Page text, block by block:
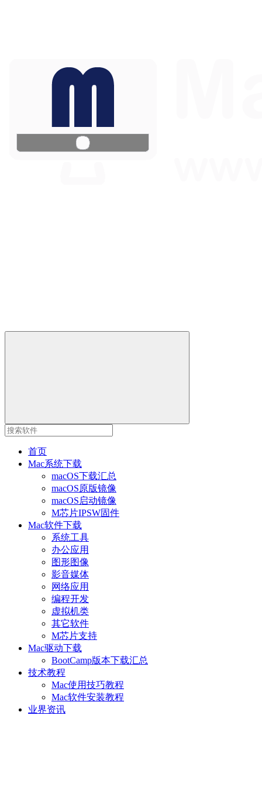
首页
Mac系统下载
macOS下载汇总
macOS原版镜像
macOS启动镜像
M芯片IPSW固件
Mac软件下载
系统工具
办公应用
图形图像
影音媒体
网络应用
编程开发
虚拟机类
其它软件
M芯片支持
Mac驱动下载
BootCamp版本下载汇总
技术教程
Mac使用技巧教程
Mac软件安装教程
业界资讯